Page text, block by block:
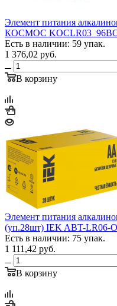
Элемент питания
КОСМОС
Есть в наличии: 59 упак.
1 376,02 руб.
В корзину
Элемент питания
(уп.28шт) IEK ABT-LR06-
Есть в наличии: 75 упак.
1 111,42 руб.
В корзину